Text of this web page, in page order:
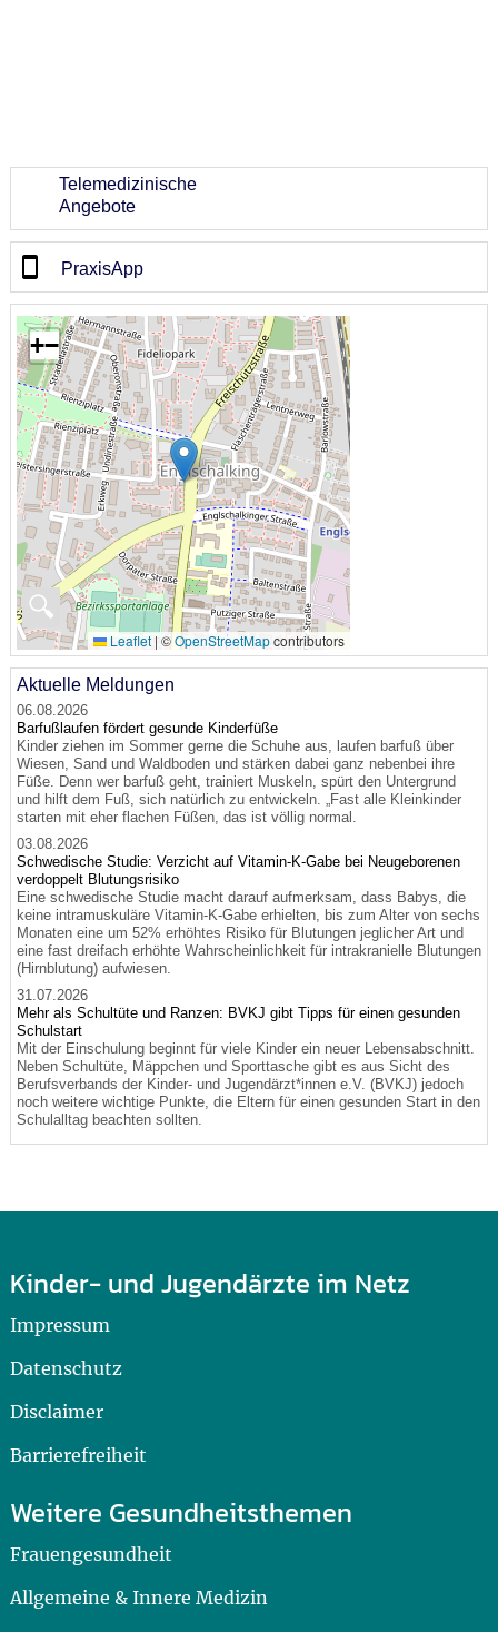
Telemedizinische
Angebote
PraxisApp
🔍
+−
Leaflet | ©OpenStreetMapcontributors
Aktuelle Meldungen
06.08.2026
Barfußlaufen fördert gesunde Kinderfüße
Kinder ziehen im Sommer gerne die Schuhe aus, laufen barfuß über
Wiesen, Sand und Waldboden und stärken dabei ganz nebenbei ihre
Füße. Denn wer barfuß geht, trainiert Muskeln, spürt den Untergrund
und hilft dem Fuß, sich natürlich zu entwickeln. „Fast alle Kleinkinder
starten mit eher flachen Füßen, das ist völlig normal.
03.08.2026
Schwedische Studie: Verzicht auf Vitamin-K-Gabe bei Neugeborenen
verdoppelt Blutungsrisiko
Eine schwedische Studie macht darauf aufmerksam, dass Babys, die
keine intramuskuläre Vitamin-K-Gabe erhielten, bis zum Alter von sechs
Monaten eine um 52% erhöhtes Risiko für Blutungen jeglicher Art und
eine fast dreifach erhöhte Wahrscheinlichkeit für intrakranielle Blutungen
(Hirnblutung) aufwiesen.
31.07.2026
Mehr als Schultüte und Ranzen: BVKJ gibt Tipps für einen gesunden
Schulstart
Mit der Einschulung beginnt für viele Kinder ein neuer Lebensabschnitt.
Neben Schultüte, Mäppchen und Sporttasche gibt es aus Sicht des
Berufsverbands der Kinder- und Jugendärzt*innen e.V. (BVKJ) jedoch
noch weitere wichtige Punkte, die Eltern für einen gesunden Start in den
Schulalltag beachten sollten.
Kinder- und Jugendärzte im Netz
Impressum
Datenschutz
Disclaimer
Barrierefreiheit
Weitere Gesundheitsthemen
Frauengesundheit
Allgemeine & Innere Medizin